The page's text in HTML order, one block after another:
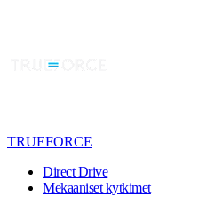
TRUEFORCE
Direct Drive
Mekaaniset kytkimet